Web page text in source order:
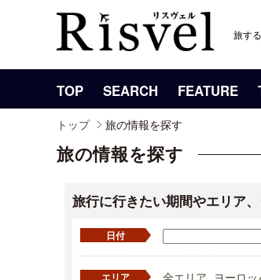
旅す
TOP SEARCH FEATURE
トップ 旅の情報を探す
旅の情報を探す
旅行に行きたい期間やエリア
日付
エリア 全エリア ヨーロッ